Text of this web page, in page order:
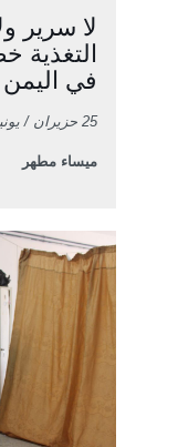
لا سرير
التغذية
في اليمن
25 حزيران / يونيو، 2026
ميساء مطهر